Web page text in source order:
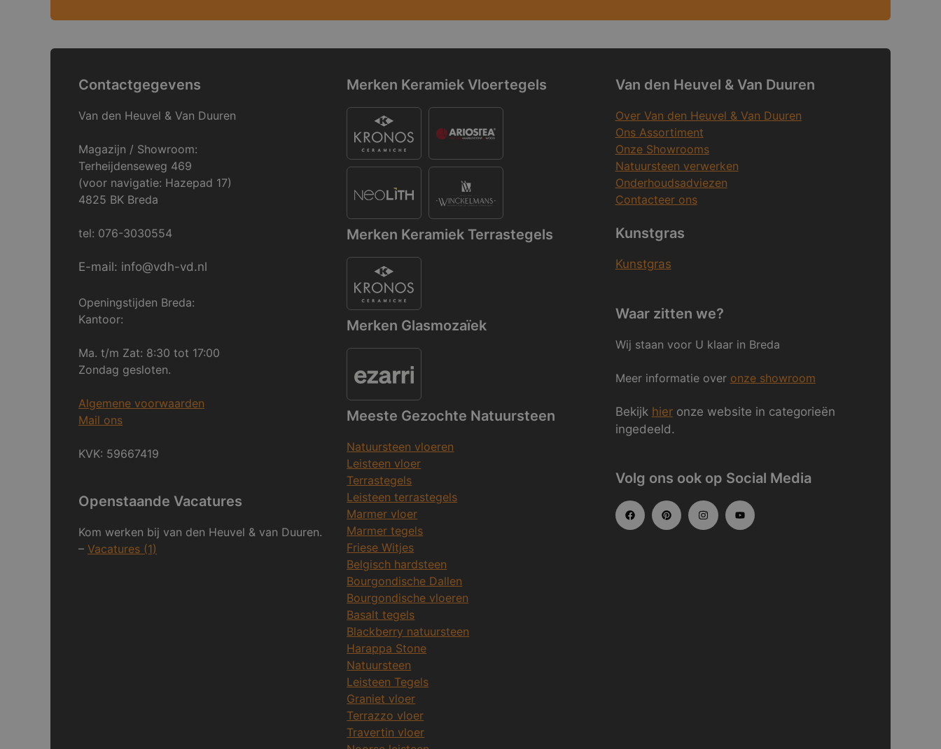
Contactgegevens
Van den Heuvel & Van Duuren
Magazijn / Showroom:
Terheijdenseweg 469
(voor navigatie: Hazepad 17)
4825 BK Breda
tel: 076-3030554
E-mail: info@vdh-vd.nl
Openingstijden Breda:
Kantoor:
Ma. t/m Zat: 8:30 tot 17:00
Zondag gesloten.
Algemene voorwaarden
Mail ons
KVK: 59667419
Openstaande Vacatures
Kom werken bij van den Heuvel & van Duuren.
– Vacatures (1)
Merken Keramiek Vloertegels
Merken Keramiek Terrastegels
Merken Glasmozaïek
Meeste Gezochte Natuursteen
Natuursteen vloeren
Leisteen vloer
Terrastegels
Leisteen terrastegels
Marmer vloer
Marmer tegels
Friese Witjes
Belgisch hardsteen
Bourgondische Dallen
Bourgondische vloeren
Basalt tegels
Blackberry natuursteen
Harappa Stone
Natuursteen
Leisteen Tegels
Graniet vloer
Terrazzo vloer
Travertin vloer
Van den Heuvel & Van Duuren
Over Van den Heuvel & Van Duuren
Ons Assortiment
Onze Showrooms
Natuursteen verwerken
Onderhoudsadviezen
Contacteer ons
Kunstgras
Kunstgras
Waar zitten we?
Wij staan voor U klaar in Breda
Meer informatie over onze showroom
Bekijk hieronze website in categorieën
ingedeeld.
Volg ons ook op Social Media